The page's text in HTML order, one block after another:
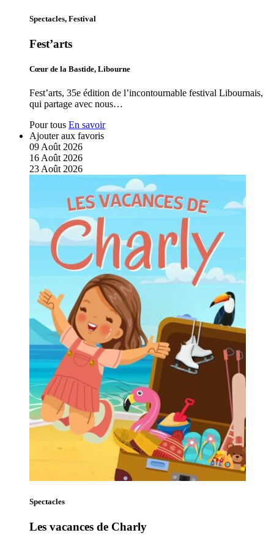
Spectacles, Festival
Fest’arts
Cœur de la Bastide, Libourne
Fest’arts, 35e édition de l’incontournable festival Libournais,
qui partage avec nous…
Pour tous En savoir
Ajouter aux favoris
09 Août 2026
16 Août 2026
23 Août 2026
Spectacles
Les vacances de Charly